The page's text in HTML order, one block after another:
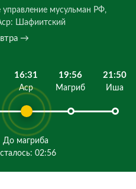
мусульман РФ,
Шафиитский
→
16:31
Аср
До магриба
02:56
19:56
Магриб
21:50
Иша